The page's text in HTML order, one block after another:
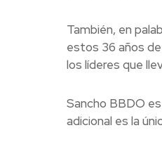
También, en
estos 36 años
los líderes que
Sancho BBDO
adicional es la